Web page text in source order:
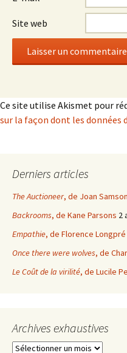
Site web
Ce site utilise Akismet pour
sur la façon dont les
Derniers articles
The Auctioneer, de Joan Samson
Backrooms, de Kane Parsons 2
Empathie, de Florence Longpré
Once there were wolves, de
Le Coût de la virilité, de Lucile
Archives exhaustives
Archives